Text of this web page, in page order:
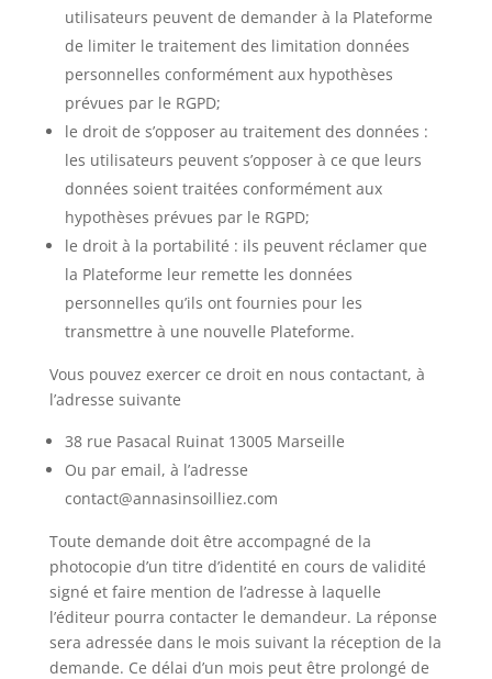
utilisateurs peuvent de demander à la Plateforme
de limiter le traitement des limitation données
personnelles conformément aux hypothèses
prévues par le RGPD;
le droit de s’opposer au traitement des données :
les utilisateurs peuvent s’opposer à ce que leurs
données soient traitées conformément aux
hypothèses prévues par le RGPD;
le droit à la portabilité : ils peuvent réclamer que
la Plateforme leur remette les données
personnelles qu’ils ont fournies pour les
transmettre à une nouvelle Plateforme.
Vous pouvez exercer ce droit en nous contactant, à
l’adresse suivante
38 rue Pasacal Ruinat 13005 Marseille
Ou par email, à l’adresse
contact@annasinsoilliez.com
Toute demande doit être accompagné de la
photocopie d’un titre d’identité en cours de validité
signé et faire mention de l’adresse à laquelle
l’éditeur pourra contacter le demandeur. La réponse
sera adressée dans le mois suivant la réception de la
demande. Ce délai d’un mois peut être prolongé de